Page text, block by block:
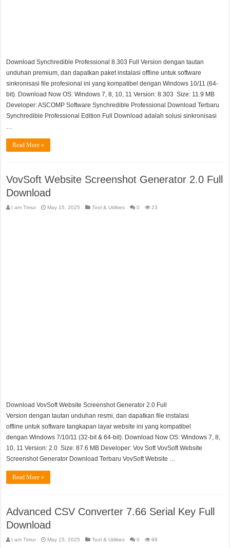
Download Synchredible Professional 8.303 Full Version dengan tautan
unduhan premium, dan dapatkan paket instalasi offline untuk software
sinkronisasi file profesional ini yang kompatibel dengan Windows 10/11 (64-
bit). Download Now OS: Windows 7, 8, 10, 11 Version: 8.303 Size: 11.9 MB
Developer: ASCOMP Software Synchredible Professional Download Terbaru
Synchredible Professional Edition Full Download adalah solusi sinkronisasi
…
Read More »
VovSoft Website Screenshot Generator 2.0 Full
Download
I am Timur May 15, 2025 Tool & Utilities 0 23
Download VovSoft Website Screenshot Generator 2.0 Full
Version dengan tautan unduhan resmi, dan dapatkan file instalasi
offline untuk software tangkapan layar website ini yang kompatibel
dengan Windows 7/10/11 (32-bit & 64-bit). Download Now OS: Windows 7, 8,
10, 11 Version: 2.0 Size: 87.6 MB Developer: Vov Soft VovSoft Website
Screenshot Generator Download Terbaru VovSoft Website …
Read More »
Advanced CSV Converter 7.66 Serial Key Full
Download
I am Timur May 15, 2025 Tool & Utilities 0 98